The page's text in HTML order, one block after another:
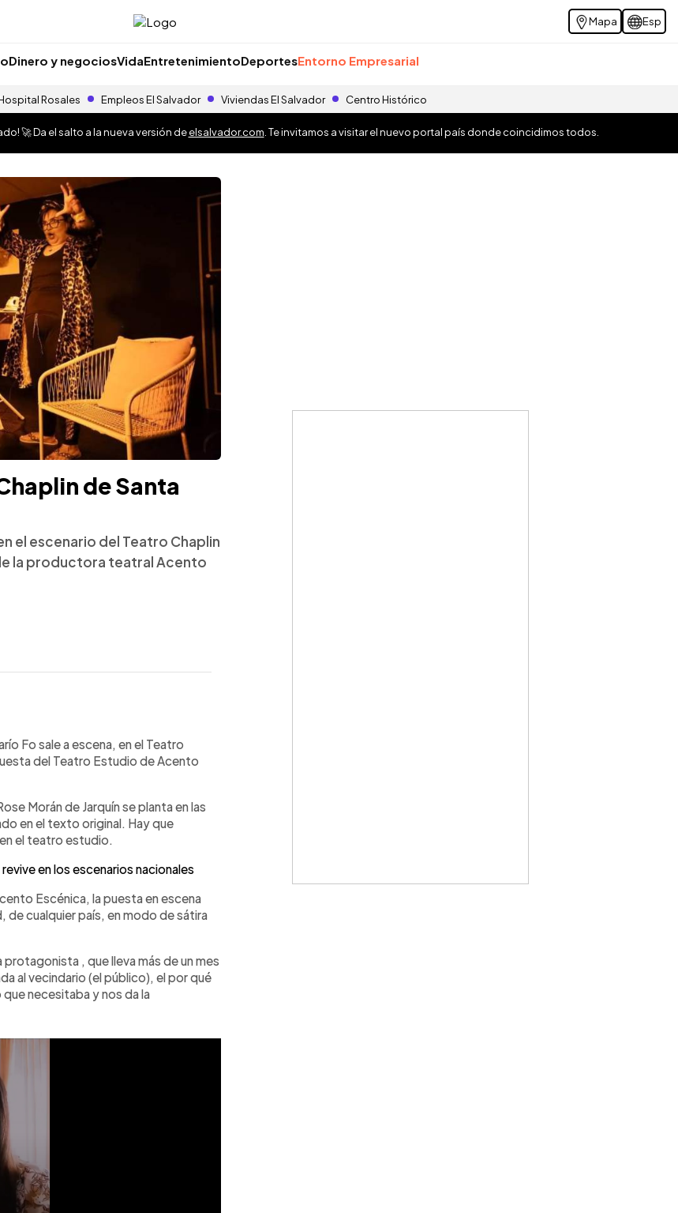
Mapa Esp
Dinero y negociosVidaEntretenimientoDeportesEntorno Empresarial
Rosales Empleos El Salvador Viviendas El Salvador Centro Histórico
🚀 Da el salto a la nueva versión deelsalvador.com . Te invitamos a visitar el nuevo portal país donde coincidimos todos.
de Santa
el escenario del Teatro Chaplin
la productora teatral Acento
Fo sale a escena, en el Teatro
del Teatro Estudio de Acento
Morán de Jarquín se planta en las
en el texto original. Hay que
el teatro estudio.
en los escenarios nacionales
Escénica, la puesta en escena
de cualquier país, en modo de sátira
protagonista , que lleva más de un mes
al vecindario (el público), el por qué
necesitaba y nos da la